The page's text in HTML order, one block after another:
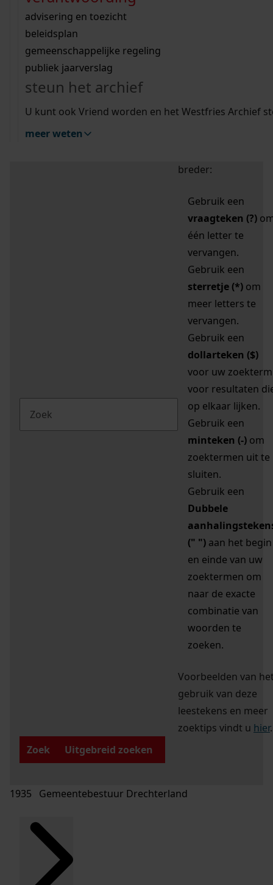
bouwvergunningen
omgevingsvergunningen
vergunningen
beeld en geluid
uitleg nodig?
Wij helpen u op weg met een aantal zoektips.
bekijk alle zoektips
Wij helpen u op weg met een aantal zoektips.
bekijk alle zoektips
bekijk ons geschiedenislokaal
advisering en toezicht
beleidsplan
gemeenschappelijke regeling
publiek jaarverslag
steun het archief
U kunt ook Vriend worden en het Westfries Archief
meer weten
zoektips
Mijn Studiezaal (inloggen)
uw zoekopdracht te
breder:
Gebruik een
vraagteken (?)
één letter te
vervangen.
Gebruik een
sterretje (*) om
meer letters te
vervangen.
Gebruik een
dollarteken ($)
voor uw zoekterm
voor resultaten
op elkaar lijken.
Gebruik een
minteken (-) om
zoektermen uit te
sluiten.
Gebruik een
Dubbele
(" ") aan het begin
en einde van uw
zoektermen om
naar de exacte
combinatie van
woorden te
zoeken.
Voorbeelden van
gebruik van deze
leestekens en meer
zoektips vindt u hier.
Zoek
Uitgebreid zoeken
1935 Gemeentebestuur Drechterland